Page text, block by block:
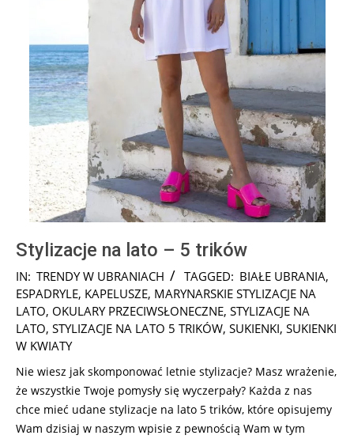
Stylizacje na lato – 5 trików
2025-
08-
28
IN: TRENDY W UBRANIACH TAGGED: BIAŁE UBRANIA,
ESPADRYLE, KAPELUSZE, MARYNARSKIE STYLIZACJE NA
LATO, OKULARY PRZECIWSŁONECZNE, STYLIZACJE NA
LATO, STYLIZACJE NA LATO 5 TRIKÓW, SUKIENKI, SUKIENKI
W KWIATY
Nie wiesz jak skomponować letnie stylizacje? Masz wrażenie,
że wszystkie Twoje pomysły się wyczerpały? Każda z nas
chce mieć udane stylizacje na lato 5 trików, które opisujemy
Wam dzisiaj w naszym wpisie z pewnością Wam w tym